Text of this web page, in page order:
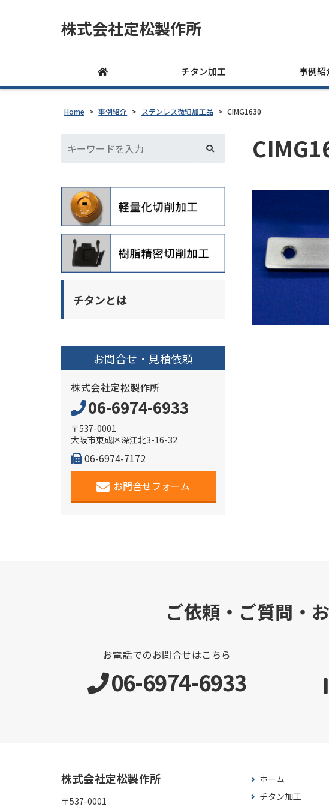
株式会社定松製作所
チタン加工 事例紹
Home > 事例紹介 > ステンレス微細加工品 > CIMG1630
チタンとは
お問合せ・見積依頼
株式会社定松製作所
06-6974-6933
〒537-0001
大阪市東成区深江北3-16-32
06-6974-7172
お問合せフォーム
ご依頼・ご質問・
お電話でのお問合せはこちら
06-6974-6933
株式会社定松製作所
〒537-0001
ホーム
チタン加工